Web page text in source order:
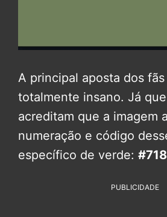
A principal aposta dos
totalmente insano. Já
acreditam que a imagem
numeração e código
específico de verde:
PUBLICIDADE